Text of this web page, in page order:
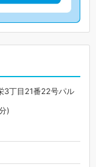
3丁目21番22号パル
)